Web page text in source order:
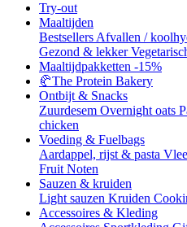
Try-out
Maaltijden
Bestsellers Afvallen /
Gezond & lekker
Maaltijdpakketten -15%
🥐The Protein Bakery
Ontbijt & Snacks
Zuurdesem Overnight oats
chicken
Voeding & Fuelbags
Aardappel, rijst & pasta
Fruit Noten
Sauzen & kruiden
Light sauzen Kruiden
Accessoires & Kleding